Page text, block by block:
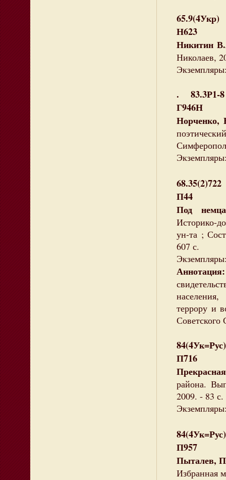
65.9(4Укр)
Н623
Никитин
Николаев,
. 83.3Р1-8
Г946Н
Норченко,
68.35(2)722
П44
Под
Историко-
ун-та ;
607 с.
Аннотация:
террору и
Советского
П716
района.
2009. - 83 с.
П957
Пыталев,
Избранная